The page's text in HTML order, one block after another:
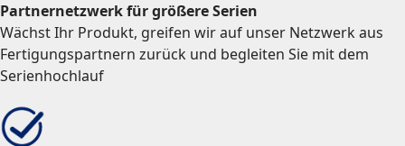
Partnernetzwerk für größere Serien
Wächst Ihr Produkt, greifen wir auf unser Netzwerk aus
Fertigungspartnern zurück und begleiten Sie mit dem
Serienhochlauf